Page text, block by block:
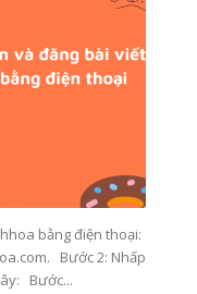
bằng điện thoại:
Bước 2: Nhấp
Bước...